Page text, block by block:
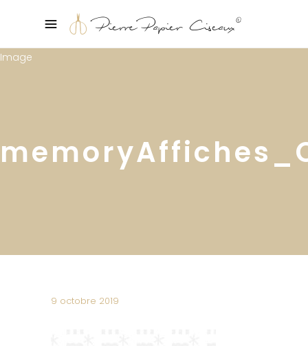
9 octobre 2019